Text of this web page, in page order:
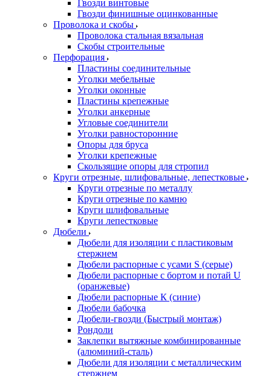
Гвозди винтовые
Гвозди финишные оцинкованные
Проволока и скобы
Проволока стальная вязальная
Скобы строительные
Перфорация
Пластины соединительные
Уголки мебельные
Уголки оконные
Пластины крепежные
Уголки анкерные
Угловые соединители
Уголки равносторонние
Опоры для бруса
Уголки крепежные
Скользящие опоры для стропил
Круги отрезные, шлифовальные, лепестковые
Круги отрезные по металлу
Круги отрезные по камню
Круги шлифовальные
Круги лепестковые
Дюбели
Дюбели для изоляции с пластиковым
стержнем
Дюбели распорные с усами S (серые)
Дюбели распорные c бортом и потай U
(оранжевые)
Дюбели распорные К (синие)
Дюбели бабочка
Дюбели-гвозди (Быстрый монтаж)
Рондоли
Заклепки вытяжные комбинированные
(алюминий-сталь)
Дюбели для изоляции с металлическим
стержнем